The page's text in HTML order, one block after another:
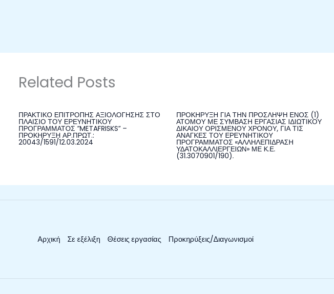
Related Posts
ΠΡΑΚΤΙΚΟ ΕΠΙΤΡΟΠΗΣ ΑΞΙΟΛΟΓΗΣΗΣ ΣΤΟ
ΠΛΑΙΣΙΟ ΤΟΥ ΕΡΕΥΝΗΤΙΚΟΥ
ΠΡΟΓΡΑΜΜΑΤΟΣ ”METAFRISKS” –
ΠΡΟΚΗΡΥΞΗ ΑΡ.ΠΡΩΤ.:
20043/1591/12.03.2024
ΠΡΟΚΗΡΥΞΗ ΓΙΑ ΤΗΝ ΠΡΟΣΛΗΨΗ ΕΝΟΣ (1)
ΑΤΟΜΟΥ ΜΕ ΣΥΜΒΑΣΗ ΕΡΓΑΣΙΑΣ ΙΔΙΩΤΙΚΟΥ
ΔΙΚΑΙΟΥ ΟΡΙΣΜΕΝΟΥ ΧΡΟΝΟΥ, ΓΙΑ ΤΙΣ
ΑΝΑΓΚΕΣ ΤΟΥ ΕΡΕΥΝΗΤΙΚΟΥ
ΠΡΟΓΡΑΜΜΑΤΟΣ «ΑΛΛΗΛΕΠΙΔΡΑΣΗ
ΥΔΑΤΟΚΑΛΛΙΕΡΓΕΙΩΝ» ΜΕ Κ.Ε.
(31.3070901/190).
Αρχική Σε εξέλιξη Θέσεις εργασίας Προκηρύξεις/Διαγωνισμοί